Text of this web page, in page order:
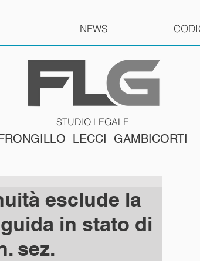
NEWS
STUDIO LEGALE
LECCI GAMBICORTI
esclude la
in stato di
sez.